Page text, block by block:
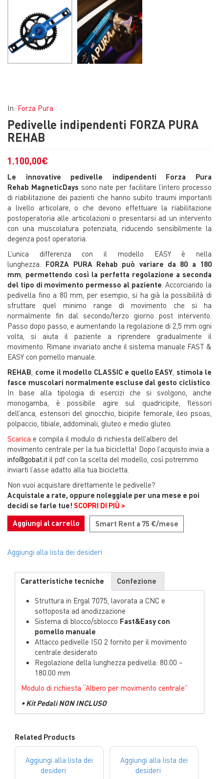
In: Forza Pura
Pedivelle indipendenti FORZA PURA
REHAB
1.100,00€
Le innovative pedivelle indipendenti Forza Pura
Rehab MagneticDays sono nate per facilitare l’intero processo
di riabilitazione dei pazienti che hanno subito traumi importanti
a livello articolare, o che devono effettuare la riabilitazione
postoperatoria alle articolazioni o presentarsi ad un intervento
con una muscolatura potenziata, riducendo sensibilmente la
degenza post operatoria.
L’unica differenza con il modello EASY è nella
lunghezza. FORZA PURA Rehab può variare da 80 a 180
mm, permettendo così la perfetta regolazione a seconda
del tipo di movimento permesso al paziente. Accorciando la
pedivella fino a 80 mm, per esempio, si ha già la possibilità di
sfruttare quel minimo range di movimento che si ha
normalmente fin dal secondo/terzo giorno post intervento.
Passo dopo passo, e aumentando la regolazione di 2,5 mm ogni
volta, si aiuta il paziente a riprendere gradualmente il
movimento. Rimane invariato anche il sistema manuale FAST &
EASY con pomello manuale.
REHAB, come il modello CLASSIC e quello EASY,stimola le
fasce muscolari normalmente escluse dal gesto ciclistico.
In base alla tipologia di esercizi che si svolgono, anche
monogamba, è possibile agire sul quadricipite, flessori
dell’anca, estensori del ginocchio, bicipite femorale, ileo psoas,
polpaccio, tibiale, addominali, gluteo e medio gluteo.
Scarica e compila il modulo di richiesta dell’albero del
movimento centrale per la tua bicicletta! Dopo l’acquisto invia a
info@gobat.it il pdf con la scelta del modello, così potremmo
inviarti l’asse adatto alla tua bicicletta.
Non vuoi acquistare direttamente le pedivelle?
Acquistale a rate, oppure noleggiale per una mese e poi
decidi se farle tue! SCOPRI DI PIÙ >
Aggiungi al carrello
Smart Rent a 75 €/mese
Aggiungi alla lista dei desideri
Caratteristiche tecniche
Confezione
Struttura in Ergal 7075, lavorata a CNC e
sottoposta ad anodizzazione
Sistema di blocco/sblocco Fast&Easy con
pomello manuale
Attacco pedivelle ISO 2 fornito per il movimento
centrale desiderato
Regolazione della lunghezza pedivella: 80.00 –
180.00 mm
Modulo di richiesta “Albero per movimento centrale”
• Kit Pedali NON INCLUSO
Related Products
Aggiungi alla lista dei
desideri
Aggiungi alla lista dei
desideri